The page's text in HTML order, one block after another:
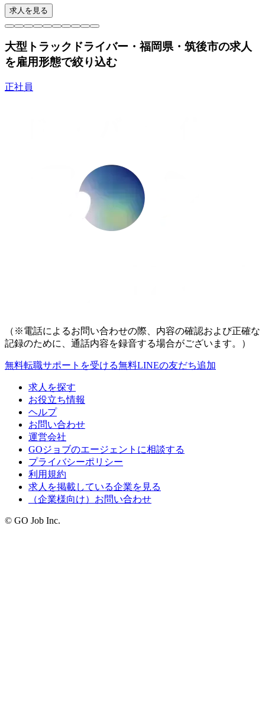
求人を見る
大型トラックドライバー・福岡県・筑後市の求人
を雇用形態で絞り込む
正社員
（※電話によるお問い合わせの際、内容の確認および正確な
記録のために、通話内容を録音する場合がございます。）
無料転職サポートを受ける無料LINEの友だち追加
求人を探す
お役立ち情報
ヘルプ
お問い合わせ
運営会社
GOジョブのエージェントに相談する
プライバシーポリシー
利用規約
求人を掲載している企業を見る
（企業様向け）お問い合わせ
© GO Job Inc.